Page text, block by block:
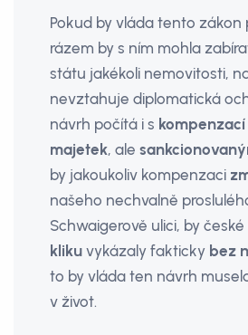
Pokud by vláda tento zákon
rázem by s ním mohla
státu jakékoli nemovitosti,
nevztahuje diplomatická
návrh počítá i s
majetek, ale
by jakoukoliv kompenzaci
našeho nechvalně
Schwaigerově ulici, by
kliku vykázaly fakticky bez
to by vláda ten návrh
v život.